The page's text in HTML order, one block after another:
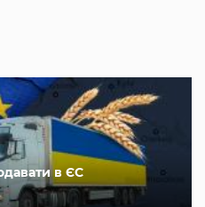
в ЄС